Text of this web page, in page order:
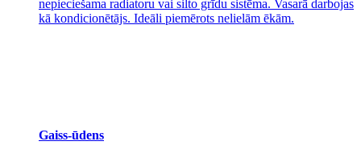
nepieciešama radiatoru vai silto grīdu sistēma. Vasarā darbojas
kā kondicionētājs. Ideāli piemērots nelielām ēkām.
Gaiss-ūdens